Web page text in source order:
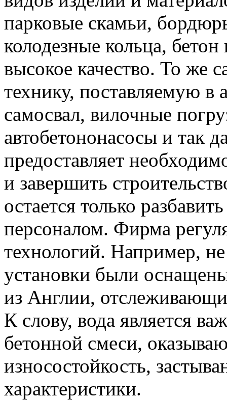
парковые скамьи,
колодезные кольца,
высокое качество. То же
технику, поставляемую в
самосвал, вилочные
автобетононасосы и так
предоставляет
и завершить
остается только
персоналом. Фирма
технологий. Например,
установки были
из Англии,
К слову, вода является
бетонной смеси,
износостойкость,
характеристики.